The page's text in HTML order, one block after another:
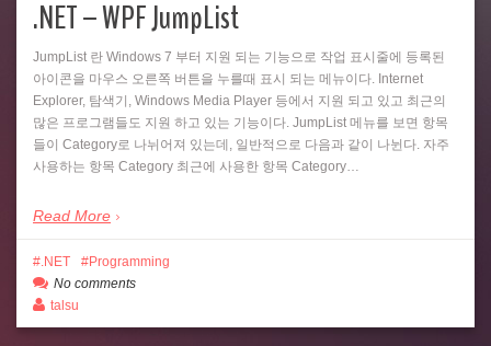
.NET – WPF JumpList
JumpList 란 Windows 7 부터 지원 되는 기능으로 작업 표시줄에 등록된
아이콘을 마우스 오른쪽 버튼을 누를때 표시 되는 메뉴이다. Internet
Explorer, 탐색기, Windows Media Player 등에서 지원 되고 있고 최근의
많은 프로그램들도 지원 하고 있는 기능이다. JumpList 메뉴를 보면 항목
들이 Category로 나뉘어져 있는데, 일반적으로 다음과 같이 나뉜다. 자주
사용하는 항목 Category 최근에 사용한 항목 Category…
Read More
.NET
Programming
No comments
talsu